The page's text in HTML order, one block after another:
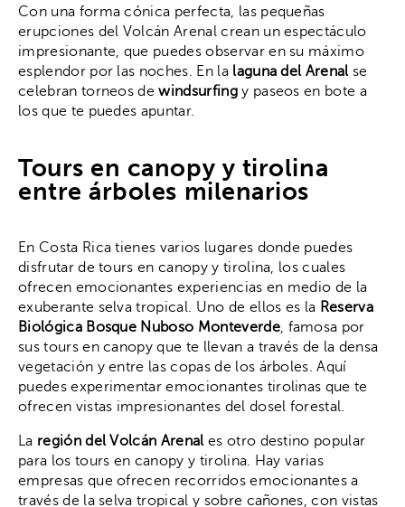
Con una forma cónica perfecta, las pequeñas
erupciones del Volcán Arenal crean un espectáculo
impresionante, que puedes observar en su máximo
esplendor por las noches. En lalaguna del Arenalse
celebran torneos dewindsurfingy paseos en bote a
los que te puedes apuntar.
Tours en canopy y tirolina
entre árboles milenarios
En Costa Rica tienes varios lugares donde puedes
disfrutar de tours en canopy y tirolina, los cuales
ofrecen emocionantes experiencias en medio de la
exuberante selva tropical. Uno de ellos es la Reserva
Biológica Bosque Nuboso Monteverde, famosa por
sus tours en canopy que te llevan a través de la densa
vegetación y entre las copas de los árboles. Aquí
puedes experimentar emocionantes tirolinas que te
ofrecen vistas impresionantes del dosel forestal.
La región del Volcán Arenales otro destino popular
para los tours en canopy y tirolina. Hay varias
empresas que ofrecen recorridos emocionantes a
través de la selva tropical y sobre cañones, con vistas